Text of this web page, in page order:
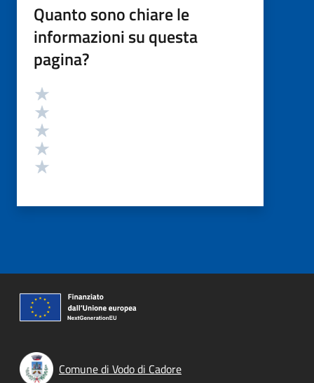
Quanto sono chiare le
informazioni su questa
pagina?
Valutazione
Comune di Vodo di Cadore